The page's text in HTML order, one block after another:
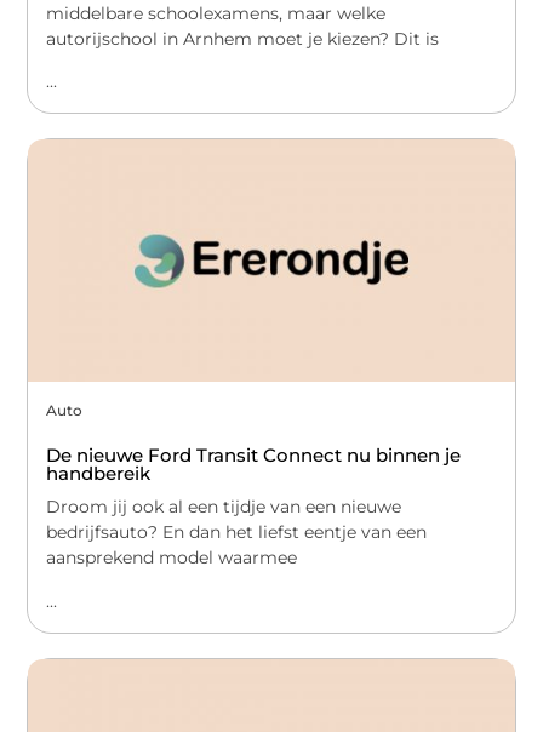
middelbare schoolexamens, maar welke
autorijschool in Arnhem moet je kiezen? Dit is
...
Auto
De nieuwe Ford Transit Connect nu binnen je
handbereik
Droom jij ook al een tijdje van een nieuwe
bedrijfsauto? En dan het liefst eentje van een
aansprekend model waarmee
...